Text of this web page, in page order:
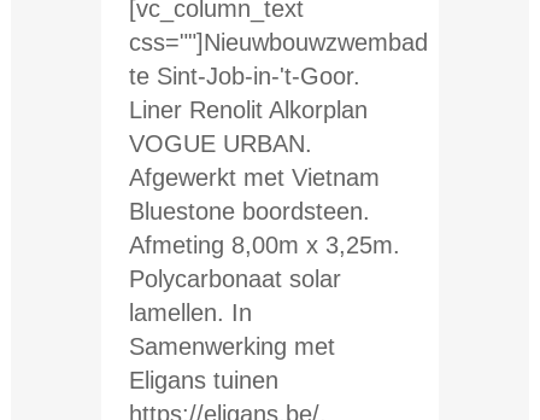
[vc_column_text
css=""]Nieuwbouwzwembad
te Sint-Job-in-'t-Goor.
Liner Renolit Alkorplan
VOGUE URBAN.
Afgewerkt met Vietnam
Bluestone boordsteen.
Afmeting 8,00m x 3,25m.
Polycarbonaat solar
lamellen. In
Samenwerking met
Eligans tuinen
https://eligans.be/.